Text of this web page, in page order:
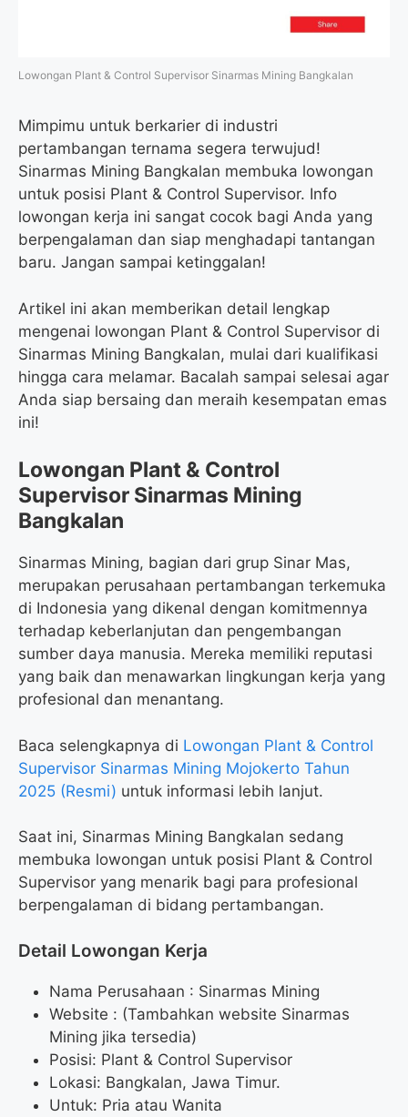
Lowongan Plant & Control Supervisor Sinarmas Mining Bangkalan
Mimpimu untuk berkarier di industri
pertambangan ternama segera terwujud!
Sinarmas Mining Bangkalan membuka lowongan
untuk posisi Plant & Control Supervisor. Info
lowongan kerja ini sangat cocok bagi Anda yang
berpengalaman dan siap menghadapi tantangan
baru. Jangan sampai ketinggalan!
Artikel ini akan memberikan detail lengkap
mengenai lowongan Plant & Control Supervisor di
Sinarmas Mining Bangkalan, mulai dari kualifikasi
hingga cara melamar. Bacalah sampai selesai agar
Anda siap bersaing dan meraih kesempatan emas
ini!
Lowongan Plant & Control
Supervisor Sinarmas Mining
Bangkalan
Sinarmas Mining, bagian dari grup Sinar Mas,
merupakan perusahaan pertambangan terkemuka
di Indonesia yang dikenal dengan komitmennya
terhadap keberlanjutan dan pengembangan
sumber daya manusia. Mereka memiliki reputasi
yang baik dan menawarkan lingkungan kerja yang
profesional dan menantang.
Baca selengkapnya di Lowongan Plant & Control
Supervisor Sinarmas Mining Mojokerto Tahun
2025 (Resmi) untuk informasi lebih lanjut.
Saat ini, Sinarmas Mining Bangkalan sedang
membuka lowongan untuk posisi Plant & Control
Supervisor yang menarik bagi para profesional
berpengalaman di bidang pertambangan.
Detail Lowongan Kerja
Nama Perusahaan : Sinarmas Mining
Website : (Tambahkan website Sinarmas
Mining jika tersedia)
Posisi: Plant & Control Supervisor
Lokasi: Bangkalan, Jawa Timur.
Untuk: Pria atau Wanita